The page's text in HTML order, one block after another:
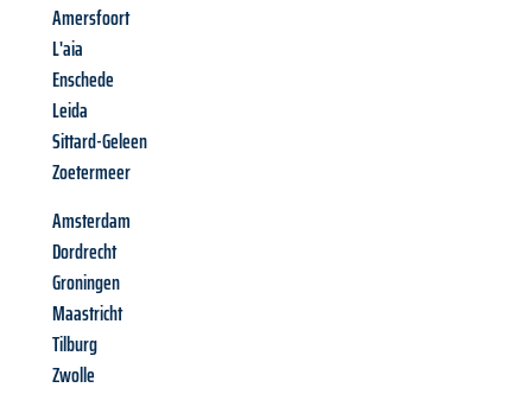
Amersfoort
L'aia
Enschede
Leida
Sittard-Geleen
Zoetermeer
Amsterdam
Dordrecht
Groningen
Maastricht
Tilburg
Zwolle